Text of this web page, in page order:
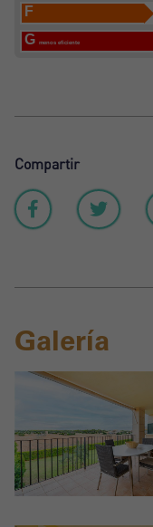
F
G
menos eficiente
Compartir
Galería